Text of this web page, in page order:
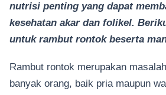
nutrisi penting yang dapat
kesehatan akar dan folikel.
untuk rambut rontok beserta
Rambut rontok merupakan
banyak orang, baik pria maupun